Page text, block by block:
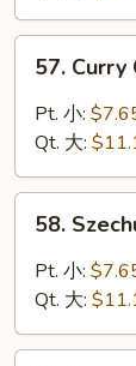
鱼
Curry
Chicken
鸡
57. Curry
Pt. 小:
Qt. 大:
Szechuan
Flavored
Chicken
川
58.
Pt. 小:
Qt. 大: